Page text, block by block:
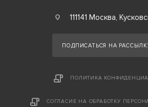
111141 Москва,
ПОДПИСАТЬСЯ НА
ПОЛИТИКА
СОГЛАСИЕ НА ОБРАБОТКУ